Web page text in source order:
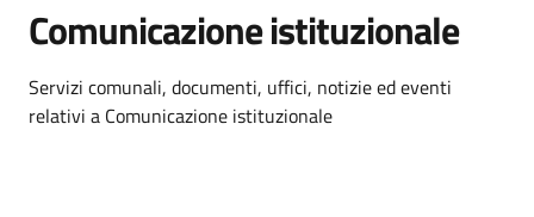
Comunicazione istituzionale
Dettagli dell'argomento
Servizi comunali, documenti, uffici, notizie ed eventi
relativi a Comunicazione istituzionale